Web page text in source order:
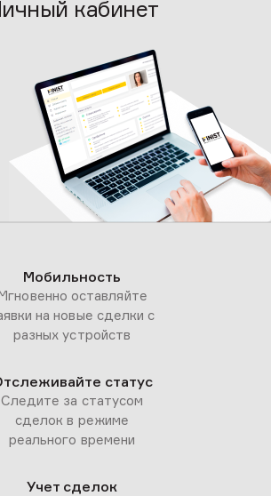
кабинет
Мобильность
оставляйте
на новые сделки с
разных устройств
статус
Следите за статусом
сделок в режиме
реального времени
Учет сделок